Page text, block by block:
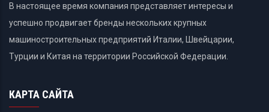
В настоящее время компания представляет интересы и
успешно продвигает бренды нескольких крупных
машиностроительных предприятий Италии, Швейцарии,
Турции и Китая на территории Российской Федерации.
КАРТА САЙТА